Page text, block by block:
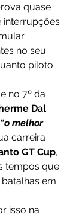
quase
interrupções
no seu
piloto.
no 7º da
Dal
“o melhor
carreira
GT Cup,
tempos que
em
isso na